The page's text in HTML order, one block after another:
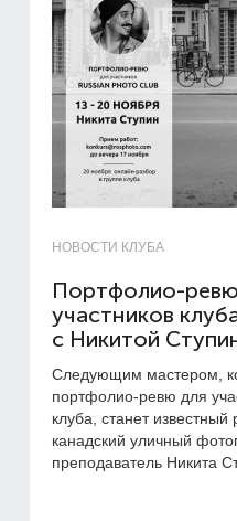
НОВОСТИ КЛУБА
Портфолио-
участников
с Никитой
Следующим мастером,
портфолио-ревю для
клуба, станет известный
канадский уличный
преподаватель Никита